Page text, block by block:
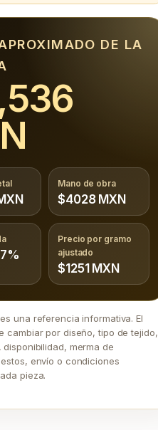
DE LA
Mano de obra
$4028 MXN
Precio por gramo
ajustado
$1251 MXN
una referencia informativa. El
cambiar por diseño, tipo de tejido,
merma de
envío o condiciones
pieza.